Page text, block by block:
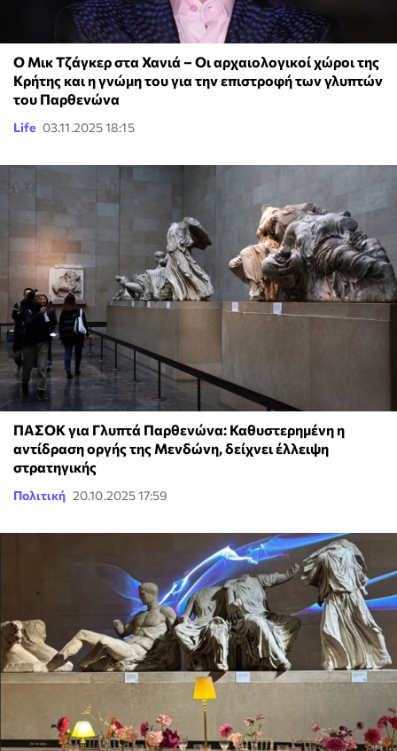
Ο Μικ Τζάγκερ στα Χανιά – Οι αρχαιολογικοί χώροι της
Κρήτης και η γνώμη του για την επιστροφή των γλυπτών
του Παρθενώνα
Life 03.11.2025 18:15
ΠΑΣΟΚ για Γλυπτά Παρθενώνα: Καθυστερημένη η
αντίδραση οργής της Μενδώνη, δείχνει έλλειψη
στρατηγικής
Πολιτική 20.10.2025 17:59